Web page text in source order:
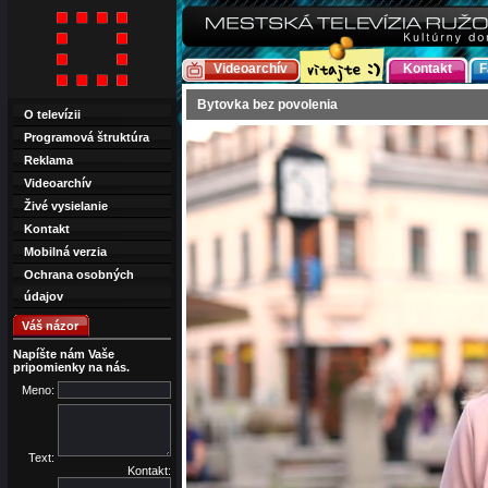
Videoarchív Kontakt
Bytovka bez povolenia
O televízii
Programová štruktúra
Reklama
Videoarchív
Živé vysielanie
Kontakt
Mobilná verzia
Ochrana osobných
údajov
Váš názor
Napíšte nám Vaše
pripomienky na nás.
Meno:
Text:
Kontakt: